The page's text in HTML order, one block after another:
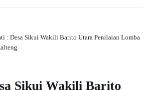
: Desa Sikui Wakili Barito Utara Penilaian Lomba
Sikui Wakili Barito